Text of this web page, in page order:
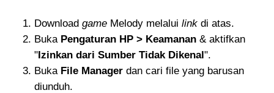
Download game Melody melalui link di atas.
Buka Pengaturan HP > Keamanan & aktifkan
"Izinkan dari Sumber Tidak Dikenal".
Buka File Manager dan cari file yang barusan
diunduh.